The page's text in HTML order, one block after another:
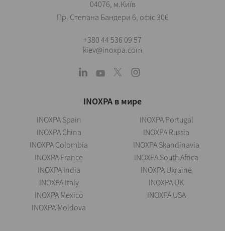
04076, м.Київ
Пр. Степана Бандери 6, офіс 306
+380 44 536 09 57
kiev@inoxpa.com
INOXPA в мире
INOXPA Spain
INOXPA China
INOXPA Colombia
INOXPA France
INOXPA India
INOXPA Italy
INOXPA Mexico
INOXPA Moldova
INOXPA Portugal
INOXPA Russia
INOXPA Skandinavia
INOXPA South Africa
INOXPA Ukraine
INOXPA UK
INOXPA USA